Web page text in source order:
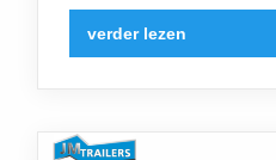
verder lezen